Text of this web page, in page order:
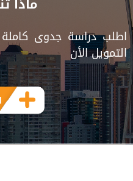
اطلب دراسة جدوى
التمويل الأن